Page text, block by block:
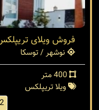
فروش ویلای تریپلکس 500 متری در توسکا
نوشهر / توسکا
ویلا تریپلکس
22